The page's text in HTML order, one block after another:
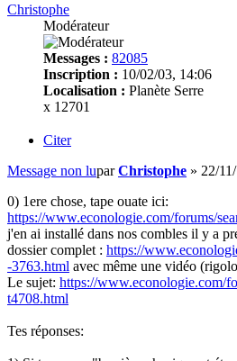
Christophe
Modérateur
Messages : 82085
Inscription : 10/02/03, 14:06
Localisation : Planète Serre
x 12701
Citer
Message non luparChristophe » 22/
0) 1ere chose, tape ouate ici:
https://www.econologie.com/forums/
j'en ai installé dans nos combles il y a
dossier complet : https://
-3763.html avec même une vidéo
Le sujet: https://www.econologie.com/
t4708.html
Tes réponses: